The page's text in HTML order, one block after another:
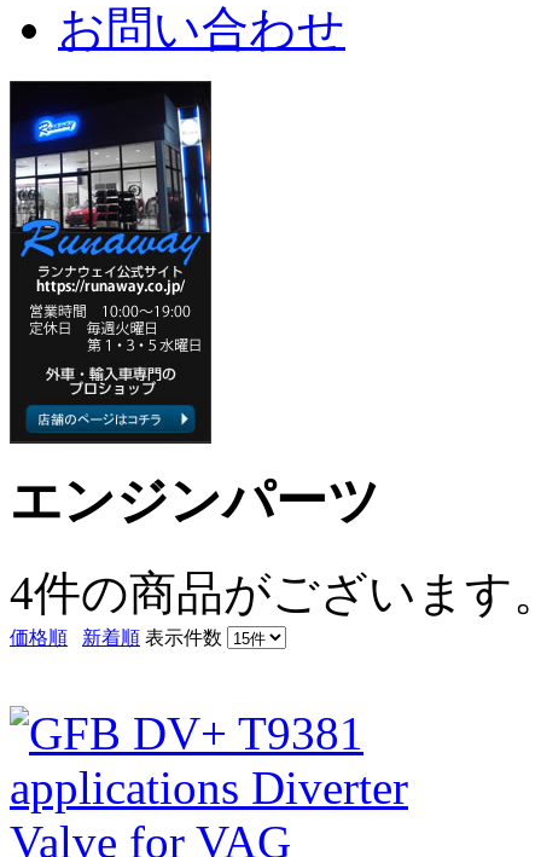
お問い合わせ
エンジンパーツ
4件の商品がございます
価格順 新着順 表示件数